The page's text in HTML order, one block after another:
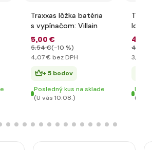
Traxxas lôžka batéria
s vypínačom: Villain
5,00 €
5,54 €(-10 %)
4,07 € bez DPH
+ 5 bodov
Posledný kus na sklade
(U vás 10.08.)
4
4
3,33 €
(U